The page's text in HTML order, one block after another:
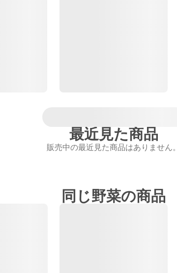
最近見た商品
販売中の最近見た商品はありません。
同じ野菜の商品